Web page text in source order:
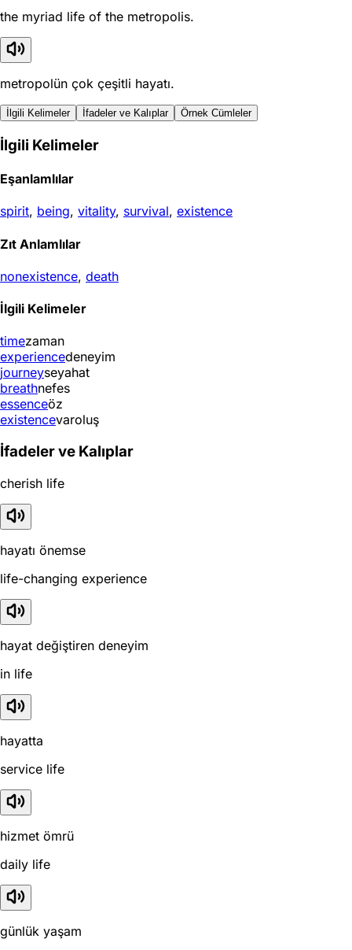
the myriad life of the metropolis.
metropolün çok çeşitli hayatı.
İlgili Kelimeler İfadeler ve Kalıplar Örnek Cümleler
İlgili Kelimeler
Eşanlamlılar
spirit, being, vitality, survival, existence
Zıt Anlamlılar
nonexistence, death
İlgili Kelimeler
timezaman
experiencedeneyim
journeyseyahat
breathnefes
essenceöz
existencevaroluş
İfadeler ve Kalıplar
cherish life
hayatı önemse
life-changing experience
hayat değiştiren deneyim
in life
hayatta
service life
hizmet ömrü
daily life
günlük yaşam